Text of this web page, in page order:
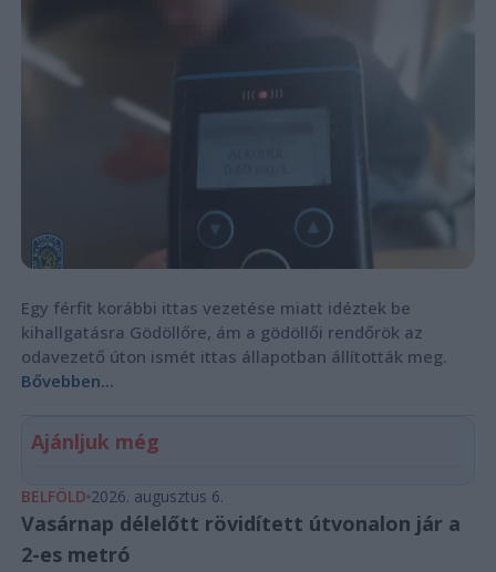
Egy férfit korábbi ittas vezetése miatt idéztek be
kihallgatásra Gödöllőre, ám a gödöllői rendőrök az
odavezető úton ismét ittas állapotban állították meg.
Bővebben...
Ajánljuk még
BELFÖLD 2026. augusztus 6.
Vasárnap délelőtt rövidített útvonalon jár a
2-es metró